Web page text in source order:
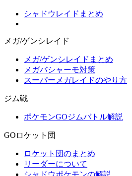
シャドウレイドまとめ
メガ/ゲンシレイド
メガ/ゲンシレイドまとめ
メガバシャーモ対策
スーパーメガレイドのやり方
ジム戦
ポケモンGOジムバトル解説
GOロケット団
ロケット団のまとめ
リーダーについて
シャドウポケモンの解説